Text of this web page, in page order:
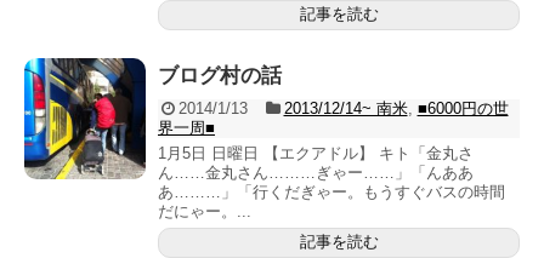
記事を読む
ブログ村の話
2014/1/13 2013/12/14~ 南米, ■6000円の世
界一周■
1月5日 日曜日 【エクアドル】 キト「金丸さ
ん……金丸さん………ぎゃー……」「んああ
あ………」「行くだぎゃー。もうすぐバスの時間
だにゃー。...
記事を読む